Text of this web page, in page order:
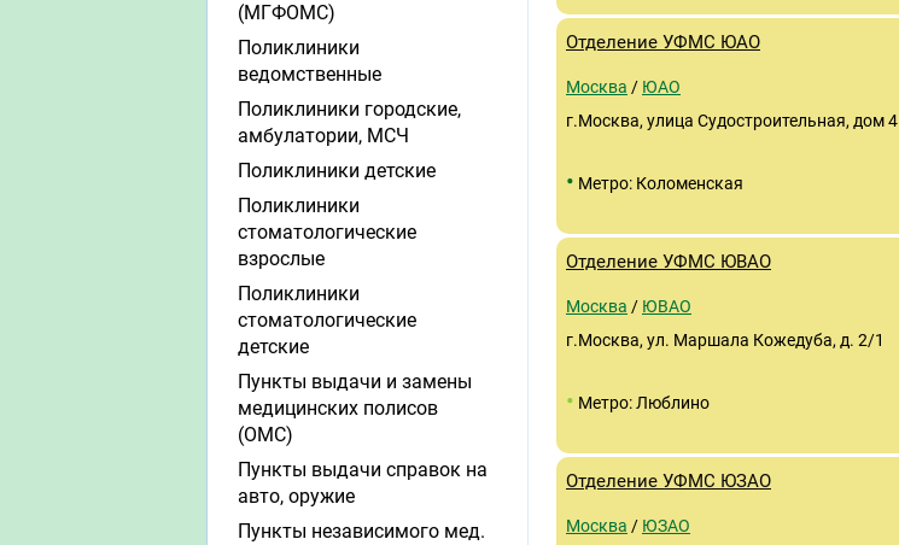
Отделение УФМС ЮАО
Москва / ЮАО
г.Москва, улица Судостроительная, дом 4
• Метро: Коломенская
Отделение УФМС ЮВАО
Москва / ЮВАО
г.Москва, ул. Маршала Кожедуба, д. 2/1
• Метро: Люблино
Отделение УФМС ЮЗАО
Москва / ЮЗАО
(МГФОМС)
Поликлиники
ведомственные
Поликлиники городские,
амбулатории, МСЧ
Поликлиники детские
Поликлиники
стоматологические
взрослые
Поликлиники
стоматологические
детские
Пункты выдачи и замены
медицинских полисов
(ОМС)
Пункты выдачи справок на
авто, оружие
Пункты независимого мед.